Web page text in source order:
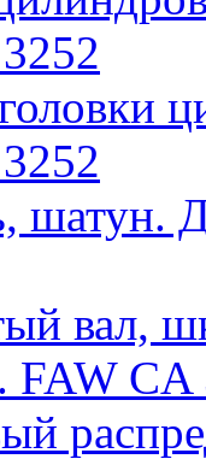
шатун.
вал,
FAW CA